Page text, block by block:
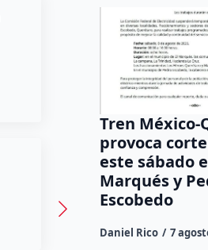
Tren
provoca
este sábado
Marqués y
Escobedo
Daniel Rico 7